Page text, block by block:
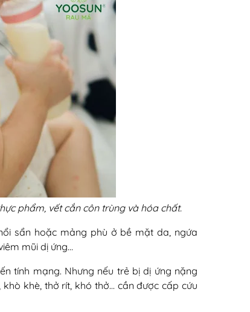
phẩm, vết cắn côn trùng và hóa chất.
sẩn hoặc mảng phù ở bề mặt da, ngứa
mũi dị ứng…
tính mạng. Nhưng nếu trẻ bị dị ứng nặng
khè, thở rít, khó thở… cần được cấp cứu